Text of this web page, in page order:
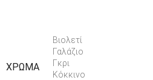
ΧΡΏΜΑ
Βιολετί
Γαλάζιο
Γκρι
Κόκκινο